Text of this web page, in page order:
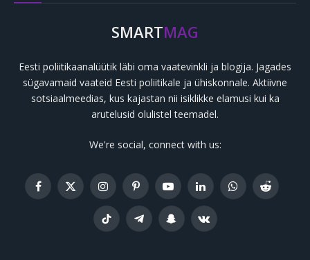
SMARTMAG
Eesti poliitikaanalüütik läbi oma vaatevinkli ja blogija. Jagades
sügavamaid vaateid Eesti poliitikale ja ühiskonnale. Aktiivne
sotsiaalmeedias, kus kajastan nii isiklikke elamusi kui ka
arutelusid olulistel teemadel.
We're social, connect with us:
Facebook
X
(Twitter)
InstagramPinterestYouTubeLinkedInWhatsAppReddit
TikTok TelegramSnapchatVKontakte